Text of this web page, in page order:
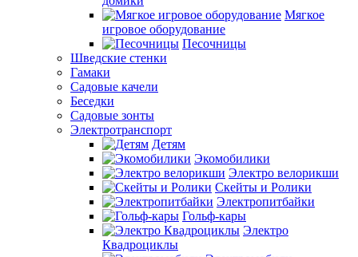
Мягкое
игровое оборудование
Песочницы
Шведские стенки
Гамаки
Садовые качели
Беседки
Садовые зонты
Электротранспорт
Детям
Экомобилики
Электро велорикши
Скейты и Ролики
Электропитбайки
Гольф-кары
Электро
Квадроциклы